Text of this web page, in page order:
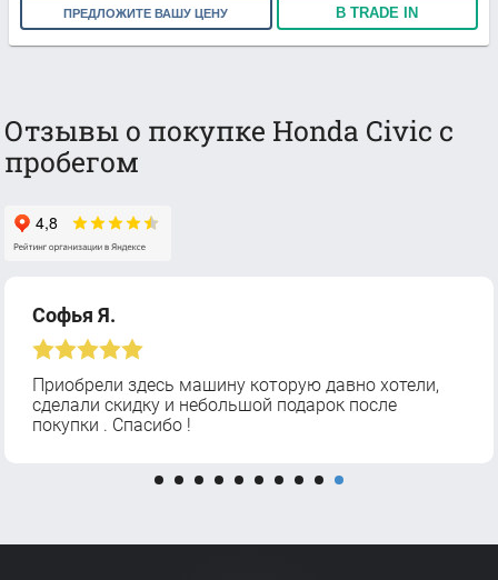
ПРЕДЛОЖИТЕ ВАШУ ЦЕНУ В TRADE IN
Отзывы о покупке Honda Civic с
пробегом
Софья Я.
Приобрели здесь машину которую давно хотели,
сделали скидку и небольшой подарок после
покупки . Спасибо !